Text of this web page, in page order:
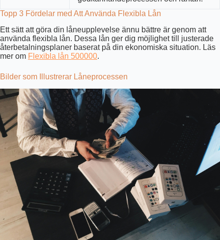
Topp 3 Fördelar med Att Använda Flexibla Lån
Ett sätt att göra din låneupplevelse ännu bättre är genom att
använda flexibla lån. Dessa lån ger dig möjlighet till justerade
återbetalningsplaner baserat på din ekonomiska situation. Läs
mer om Flexibla lån 500000.
Bilder som Illustrerar Låneprocessen